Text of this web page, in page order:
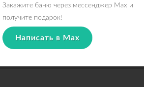
Закажите баню через мессенджер Max и
получите подарок!
Написать в Max